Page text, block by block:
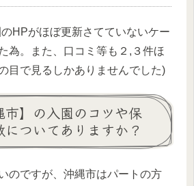
HPがほぼ更新さてていないケー
為。また、口コミ等も２,３件ほ
目で見るしかありませんでした)
市】の入園のコツや保
ついてありますか？
のですが、沖縄市はパートの方